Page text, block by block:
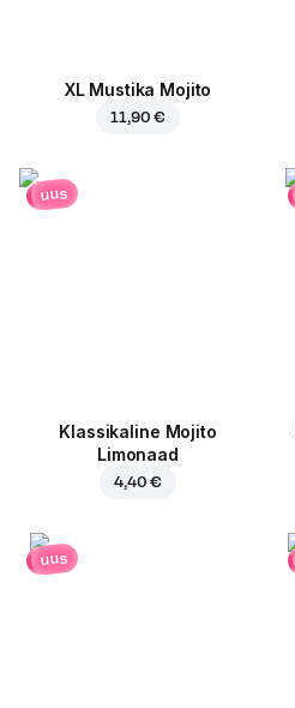
XL Mustika Mojito
11,90 €
uus
Klassikaline Mojito
Limonaad
4,40 €
uus